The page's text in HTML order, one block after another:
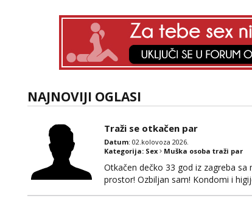
NAJNOVIJI OGLASI
Traži se otkačen par
Datum: 02.kolovoza 2026.
Kategorija: Sex Muška osoba traži par
Otkačen dečko 33 god iz zagreba
prostor! Ozbiljan sam! Kondomi i